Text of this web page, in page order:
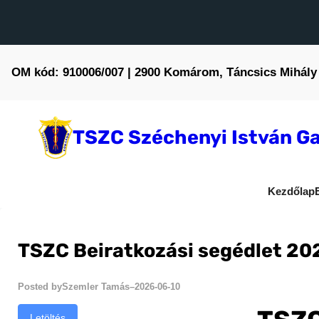
OM kód: 910006/007 | 2900 Komárom, Táncsics
TSZC Széchenyi István
Kezdőlap
TSZC Beiratkozási segédlet
Posted bySzemler Tamás–2026-06-10